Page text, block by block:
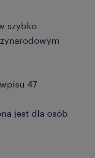
szybko
47
jest dla osób